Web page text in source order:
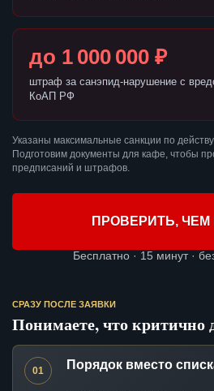
до 1 000 000 ₽
штраф за санэпид-нарушение с
КоАП РФ
Указаны максимальные санкции по
Подготовим документы для кафе, чтобы
предписаний и штрафов.
ПРОВЕРИТЬ,
Бесплатно · 15 минут ·
СРАЗУ ПОСЛЕ ЗАЯВКИ
Понимаете, что критично
01 Порядок вместо